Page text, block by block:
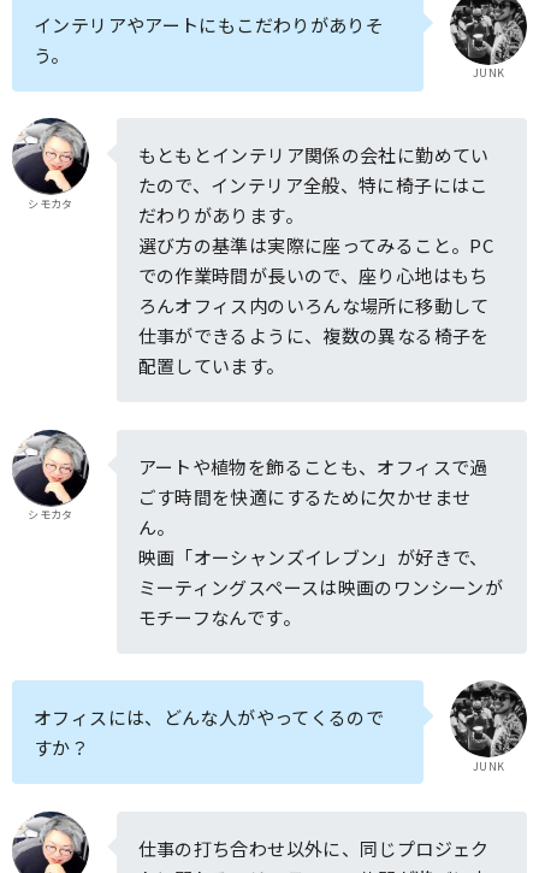
JUNK
インテリアやアートにもこだわりがありそ
う。
シモカタ
もともとインテリア関係の会社に勤めてい
たので、インテリア全般、特に椅子にはこ
だわりがあります。
選び方の基準は実際に座ってみること。PC
での作業時間が長いので、座り心地はもち
ろんオフィス内のいろんな場所に移動して
仕事ができるように、複数の異なる椅子を
配置しています。
シモカタ
アートや植物を飾ることも、オフィスで過
ごす時間を快適にするために欠かせませ
ん。
映画「オーシャンズイレブン」が好きで、
ミーティングスペースは映画のワンシーンが
モチーフなんです。
JUNK
オフィスには、どんな人がやってくるので
すか？
仕事の打ち合わせ以外に、同じプロジェク